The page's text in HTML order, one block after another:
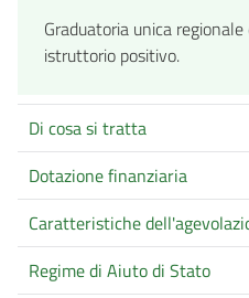
Graduatoria unica
istruttorio positivo.
Di cosa si tratta
Dotazione finanziaria
Caratteristiche
Regime di Aiuto di Stato